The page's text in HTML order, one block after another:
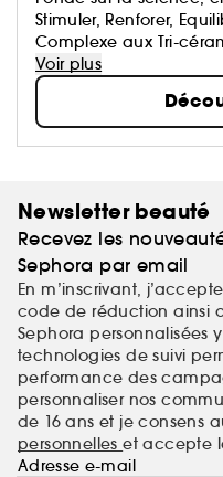
Stimuler, Renforer,
Complexe aux Tri-
cutanée.
Voir plus
Newsletter beauté
Recevez les
Sephora par email
En m’inscrivant,
code de réduction ainsi
Sephora personnalisées
technologies de suivi
performance des
personnaliser nos
de 16 ans et je consens
personnelleset accepte
Adresse e-mail